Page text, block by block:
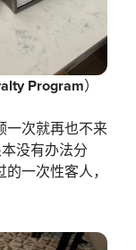
Program）
一次就再也不来
没有办法分
一次性客人，